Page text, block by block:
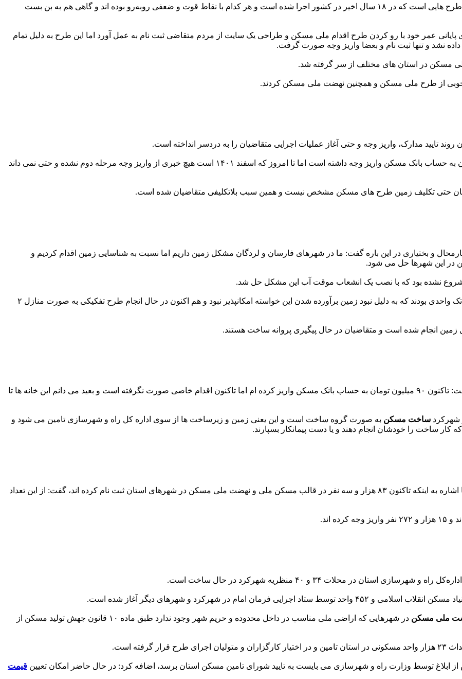
از جمله طرح هایی است که در ۱۸ سال اخیر در کشور اجرا شده است و هر کدام با نقاط قوت و ضعفی روبه‌رو بوده اند و گاهی هم به بن بست
عمر خود با رو کردن طرح اقدام ملی مسکن و طراحی یک سایت از مردم متقاضی ثبت نام به عمل آورد اما این طرح به دلیل تمام
نشد و تنها ثبت نام و بعضا واریز وجه صورت گرفت.
مسکن در استان های مختلف از سر گرفته شد.
خوبی از طرح ملی مسکن و همچنین نهضت ملی مسکن کردند.
تایید مدارک، واریز وجه و حتی آغاز عملیات اجرایی متقاضیان را به دردسر انداخته است.
یکی از متقاضیان مسکن ملی اواخر سال ۱۳۹۹ مبلغ ۴۰ میلیون تومان به حساب بانک مسکن واریز وجه داشته است اما تا امروز که اسفند ۱۴۰۱ است هیچ خبری از واریز وجه مرحله دوم نشده و حتی نمی داند
حتی تکلیف زمین طرح های مسکن مشخص نیست و همین سبب بلاتکلیفی متقاضیان شده است.
و بختیاری در این باره گفت: ما در شهرهای فارسان و لردگان مشکل زمین داریم اما نسبت به شناسایی زمین اقدام کردیم و
در این شهرها حل می شود.
شروع نشده بود که با نصب یک انشعاب موقت آب این مشکل حل شد.
رفیعی افزود: در شهر بن متقاضیان خواهان ساخت منازل به صورت تک واحدی بودند که به دلیل نبود زمین برآورده شدن این خواسته امکانپذیر نبود و هم اکنون در حال انجام طرح تفکیکی به صورت منازل ۲
زمین انجام شده است و متقاضیان در حال پیگیری پروانه ساخت هستند.
آقای مصطفوی یکی دیگر از متقاضیان مسکن ملی شهر فرخشهر گفت: تاکنون ۹۰ میلیون تومان به حساب بانک مسکن واریز کرده ام اما تاکنون اقدام خاصی صورت نگرفته است و بعید می دانم این خانه ها تا
شهرکرد ساخت مسکن به صورت گروه ساخت است و این یعنی زمین و زیرساخت ها از سوی اداره کل راه و شهرسازی تامین می شود و
کار ساخت را خودشان انجام دهند و یا دست پیمانکار بسپارند.
حسینعلی مقصودی، مدیرکل راه و شهرسازی چهارمحال و بختیاری با اشاره به اینکه تاکنون ۸۳ هزار و سه نفر در قالب مسکن ملی و نهضت ملی مسکن در شهرهای استان ثبت نام کرده اند، گفت: از این تعداد
ملی مسکن
در شهرهایی که اراضی ملی مناسب در داخل محدوده و حریم شهر وجود ندارد طبق ماده ۱۰ قانون جهش تولید مسکن از
ابلاغ توسط وزارت راه و شهرسازی می بایست به تایید شورای تامین مسکن استان برسد، اضافه کرد: در حال حاضر امکان تعیین قیمت